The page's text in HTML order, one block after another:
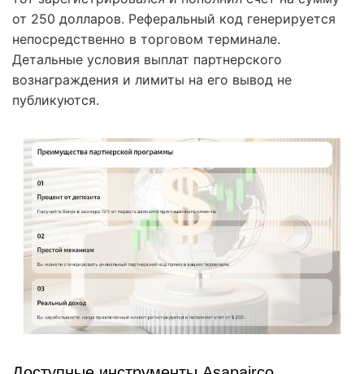
от 250 долларов. Реферальный код генерируется
непосредственно в торговом терминале.
Детальные условия выплат партнерского
вознаграждения и лимиты на его вывод не
публикуются.